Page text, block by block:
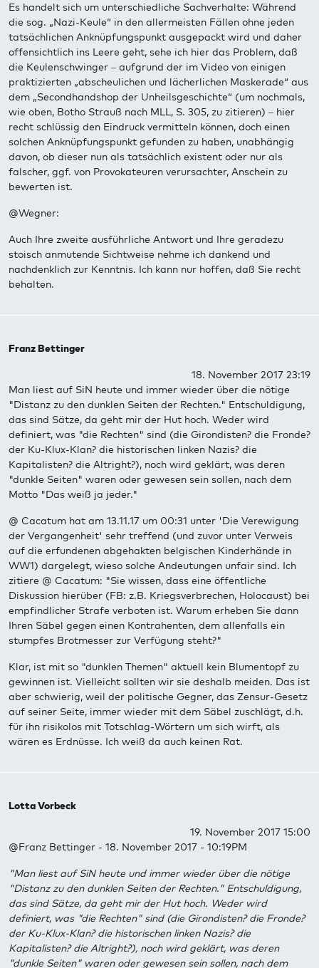
Es handelt sich um unterschiedliche Sachverhalte: Während
die sog. „Nazi-Keule“ in den allermeisten Fällen ohne jeden
tatsächlichen Anknüpfungspunkt ausgepackt wird und daher
offensichtlich ins Leere geht, sehe ich hier das Problem, daß
die Keulenschwinger – aufgrund der im Video von einigen
praktizierten „abscheulichen und lächerlichen Maskerade“ aus
dem „Secondhandshop der Unheilsgeschichte“ (um nochmals,
wie oben, Botho Strauß nach MLL, S. 305, zu zitieren) – hier
recht schlüssig den Eindruck vermitteln können, doch einen
solchen Anknüpfungspunkt gefunden zu haben, unabhängig
davon, ob dieser nun als tatsächlich existent oder nur als
falscher, ggf. von Provokateuren verursachter, Anschein zu
bewerten ist.
@Wegner:
Auch Ihre zweite ausführliche Antwort und Ihre geradezu
stoisch anmutende Sichtweise nehme ich dankend und
nachdenklich zur Kenntnis. Ich kann nur hoffen, daß Sie recht
behalten.
Franz Bettinger
18. November 2017 23:19
Man liest auf SiN heute und immer wieder über die nötige
"Distanz zu den dunklen Seiten der Rechten." Entschuldigung,
das sind Sätze, da geht mir der Hut hoch. Weder wird
definiert, was "die Rechten" sind (die Girondisten? die Fronde?
der Ku-Klux-Klan? die historischen linken Nazis? die
Kapitalisten? die Altright?), noch wird geklärt, was deren
"dunkle Seiten" waren oder gewesen sein sollen, nach dem
Motto "Das weiß ja jeder."
@ Cacatum hat am 13.11.17 um 00:31 unter 'Die Verewigung
der Vergangenheit' sehr treffend (und zuvor unter Verweis
auf die erfundenen abgehakten belgischen Kinderhände in
WW1) dargelegt, wieso solche Andeutungen unfair sind. Ich
zitiere @ Cacatum: "Sie wissen, dass eine öffentliche
Diskussion hierüber (FB: z.B. Kriegsverbrechen, Holocaust) bei
empfindlicher Strafe verboten ist. Warum erheben Sie dann
Ihren Säbel gegen einen Kontrahenten, dem allenfalls ein
stumpfes Brotmesser zur Verfügung steht?"
Klar, ist mit so "dunklen Themen" aktuell kein Blumentopf zu
gewinnen ist. Vielleicht sollten wir sie deshalb meiden. Das ist
aber schwierig, weil der politische Gegner, das Zensur-Gesetz
auf seiner Seite, immer wieder mit dem Säbel zuschlägt, d.h.
für ihn risikolos mit Totschlag-Wörtern um sich wirft, als
wären es Erdnüsse. Ich weiß da auch keinen Rat.
Lotta Vorbeck
19. November 2017 15:00
@Franz Bettinger - 18. November 2017 - 10:19PM
"Man liest auf SiN heute und immer wieder über die nötige
"Distanz zu den dunklen Seiten der Rechten." Entschuldigung,
das sind Sätze, da geht mir der Hut hoch. Weder wird
definiert, was "die Rechten" sind (die Girondisten? die Fronde?
der Ku-Klux-Klan? die historischen linken Nazis? die
Kapitalisten? die Altright?), noch wird geklärt, was deren
"dunkle Seiten" waren oder gewesen sein sollen, nach dem